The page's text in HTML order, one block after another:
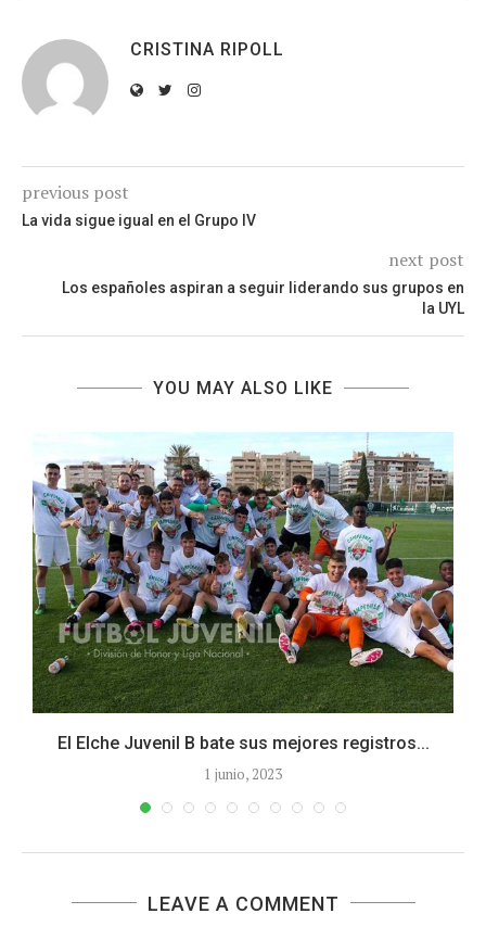
CRISTINA RIPOLL
previous post
La vida sigue igual en el Grupo IV
next post
Los españoles aspiran a seguir liderando sus grupos en
la UYL
YOU MAY ALSO LIKE
El Elche Juvenil B bate sus mejores registros...
1 junio, 2023
LEAVE A COMMENT